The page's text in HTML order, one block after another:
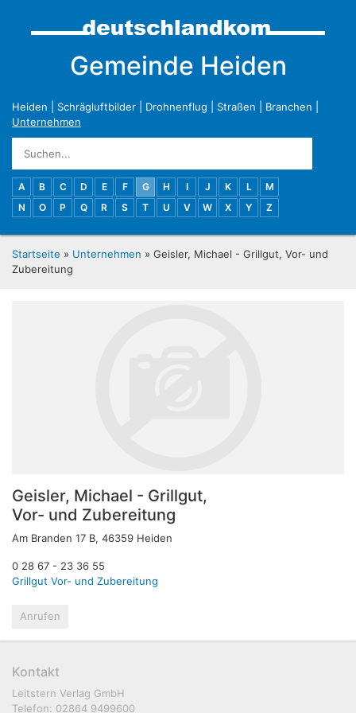
Gemeinde Heiden
Heiden Schrägluftbilder Drohnenflug Straßen Branchen
Unternehmen
A B C D E F G H I J K L
M
N
O P Q R S T U V W X Y Z
Startseite » Unternehmen » Geisler, Michael - Grillgut, Vor- und
Zubereitung
Geisler, Michael - Grillgut,
Vor- und Zubereitung
Am Branden 17 B, 46359 Heiden
0 28 67 - 23 36 55
Grillgut Vor- und Zubereitung
Anrufen
Kontakt
Leitstern Verlag GmbH
Telefon: 02864 9499600